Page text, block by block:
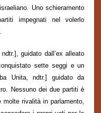
Unoschieramento
impegnati nel volerlo
, guidato dall’ex alleato
sette seggi e un
Unita, ndtr.] guidato da
Nessuno dei due partiti è
molte rivalitàin parlamento,